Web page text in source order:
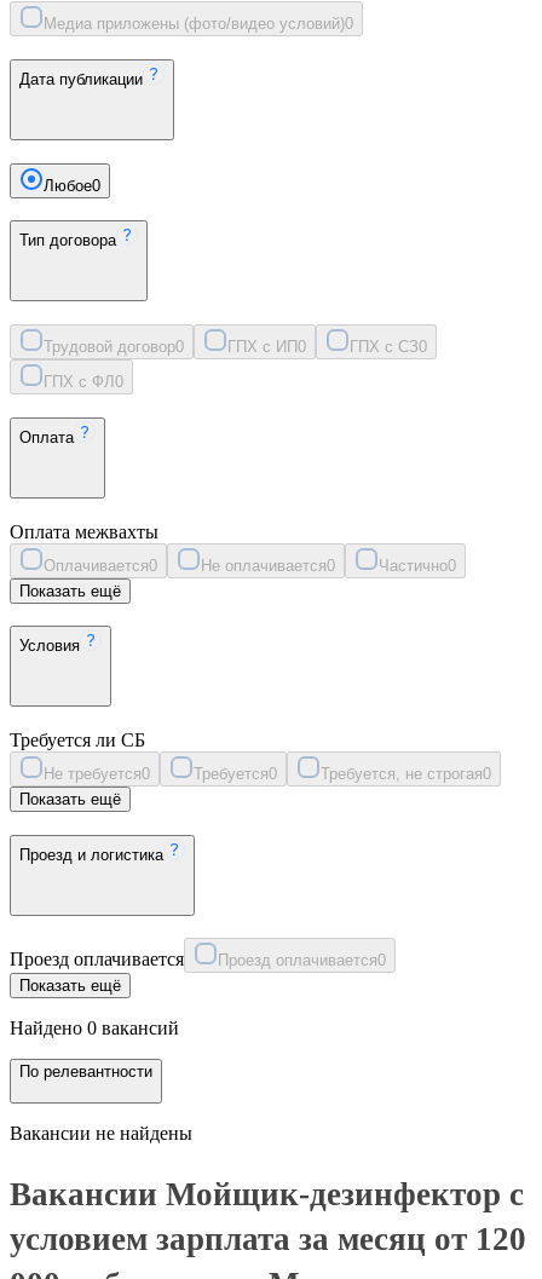
Медиа приложены (фото/видео условий)0
Дата публикации
Любое0
Тип договора
Трудовой договор0 ГПХ с ИП0 ГПХ с СЗ0
ГПХ с ФЛ 0
Оплата
Оплата межвахты
Оплачивается0 Не оплачивается0 Частично0
Показать ещё
Условия
Требуется ли СБ
Не требуется0 Требуется0 Требуется, не строгая0
Показать ещё
Проезд и логистика
Проезд оплачивается Проезд оплачивается0
Показать ещё
Найдено 0 вакансий
По релевантности
Вакансии не найдены
Вакансии Мойщик-дезинфектор с
условием зарплата за месяц от 120